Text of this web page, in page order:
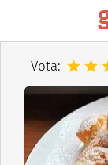
Vota: